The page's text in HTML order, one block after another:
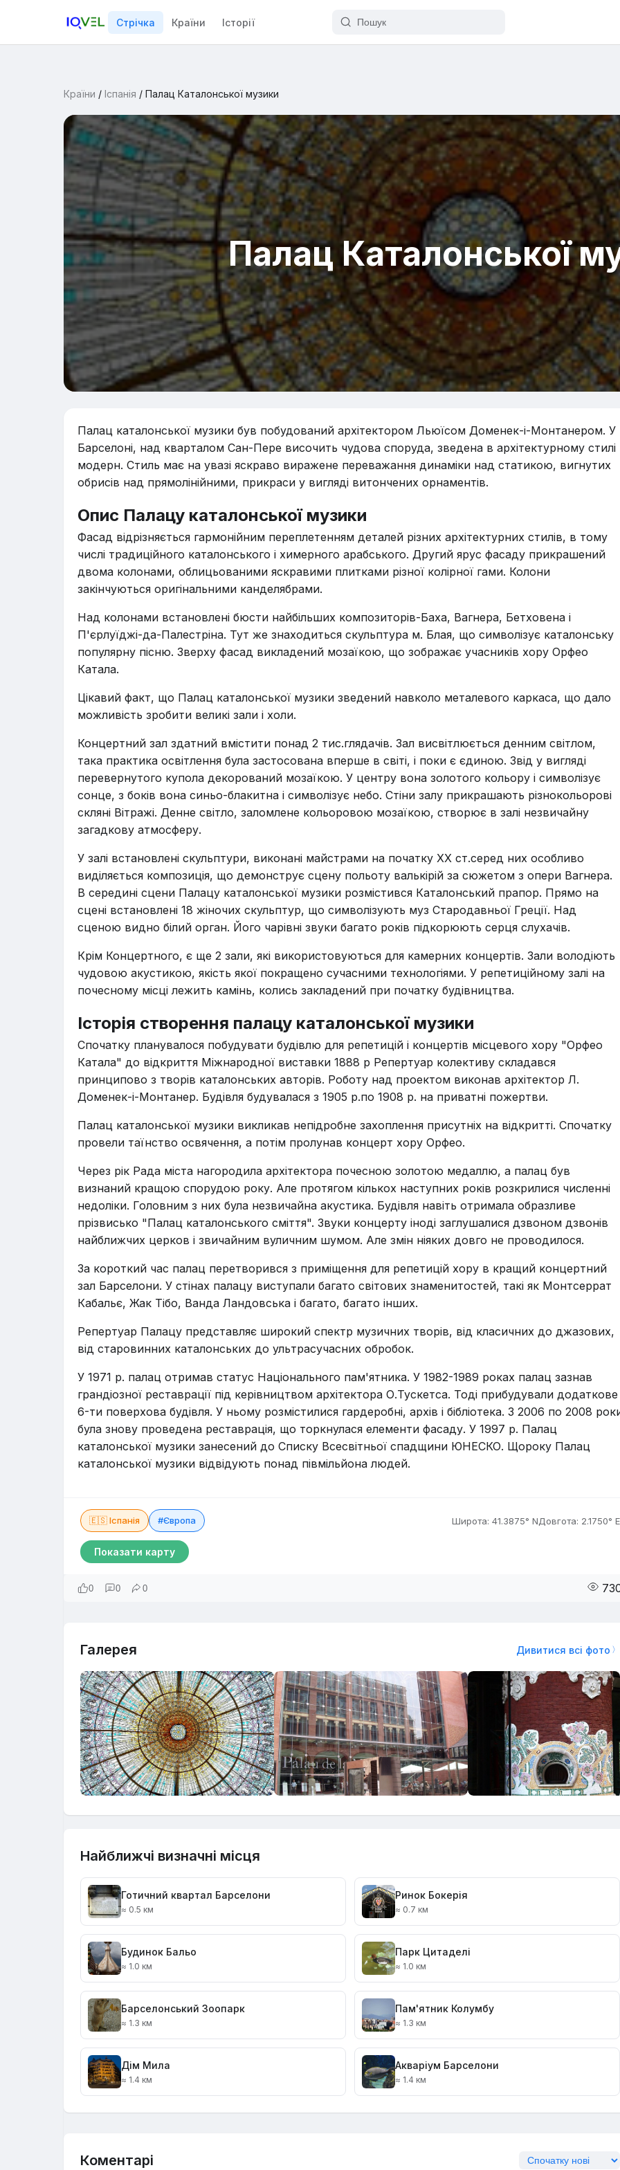
Стрічка Країни Історії
Країни / Іспанія / Палац Каталонської музики
Палац Каталонської
Палац каталонської музики був побудований архітектором Льюїсом Доменек-і-Монтанером. У
Барселоні, над кварталом Сан-Пере височить чудова споруда, зведена в архітектурному стилі
модерн. Стиль має на увазі яскраво виражене переважання динаміки над статикою, вигнутих
обрисів над прямолінійними, прикраси у вигляді витончених орнаментів.
Опис Палацу каталонської музики
Фасад відрізняється гармонійним переплетенням деталей різних архітектурних стилів, в тому
числі традиційного каталонського і химерного арабського. Другий ярус фасаду прикрашений
двома колонами, облицьованими яскравими плитками різної колірної гами. Колони
закінчуються оригінальними канделябрами.
Над колонами встановлені бюсти найбільших композиторів-Баха, Вагнера, Бетховена і
П'єрлуїджі-да-Палестріна. Тут же знаходиться скульптура м. Блая, що символізує каталонську
популярну пісню. Зверху фасад викладений мозаїкою, що зображає учасників хору Орфео
Катала.
Цікавий факт, що Палац каталонської музики зведений навколо металевого каркаса, що дало
можливість зробити великі зали і холи.
Концертний зал здатний вмістити понад 2 тис.глядачів. Зал висвітлюється денним світлом,
така практика освітлення була застосована вперше в світі, і поки є єдиною. Звід у вигляді
перевернутого купола декорований мозаїкою. У центру вона золотого кольору і символізує
сонце, з боків вона синьо-блакитна і символізує небо. Стіни залу прикрашають різнокольорові
скляні Вітражі. Денне світло, заломлене кольоровою мозаїкою, створює в залі незвичайну
загадкову атмосферу.
У залі встановлені скульптури, виконані майстрами на початку ХХ ст.серед них особливо
виділяється композиція, що демонструє сцену польоту валькірій за сюжетом з опери Вагнера.
В середині сцени Палацу каталонської музики розмістився Каталонський прапор. Прямо на
сцені встановлені 18 жіночих скульптур, що символізують муз Стародавньої Греції. Над
сценою видно білий орган. Його чарівні звуки багато років підкорюють серця слухачів.
Крім Концертного, є ще 2 зали, які використовуються для камерних концертів. Зали володіють
чудовою акустикою, якість якої покращено сучасними технологіями. У репетиційному залі на
почесному місці лежить камінь, колись закладений при початку будівництва.
Історія створення палацу каталонської музики
Спочатку планувалося побудувати будівлю для репетицій і концертів місцевого хору "Орфео
Катала" до відкриття Міжнародної виставки 1888 р Репертуар колективу складався
принципово з творів каталонських авторів. Роботу над проектом виконав архітектор Л.
Доменек-і-Монтанер. Будівля будувалася з 1905 р.по 1908 р. на приватні пожертви.
Палац каталонської музики викликав непідробне захоплення присутніх на відкритті. Спочатку
провели таїнство освячення, а потім пролунав концерт хору Орфео.
Через рік Рада міста нагородила архітектора почесною золотою медаллю, а палац був
визнаний кращою спорудою року. Але протягом кількох наступних років розкрилися численні
недоліки. Головним з них була незвичайна акустика. Будівля навіть отримала образливе
прізвисько "Палац каталонського сміття". Звуки концерту іноді заглушалися дзвоном дзвонів
найближчих церков і звичайним вуличним шумом. Але змін ніяких довго не проводилося.
За короткий час палац перетворився з приміщення для репетицій хору в кращий концертний
зал Барселони. У стінах палацу виступали багато світових знаменитостей, такі як Монтсеррат
Кабальє, Жак Тібо, Ванда Ландовська і багато, багато інших.
Репертуар Палацу представляє широкий спектр музичних творів, від класичних до джазових,
від старовинних каталонських до ультрасучасних обробок.
У 1971 р. палац отримав статус Національного пам'ятника. У 1982-1989 роках палац зазнав
грандіозної реставрації під керівництвом архітектора О.Тускетса. Тоді прибудували додаткове
6-ти поверхова будівля. У ньому розмістилися гардеробні, архів і бібліотека. З 2006 по 2008
була знову проведена реставрація, що торкнулася елементи фасаду. У 1997 р. Палац
каталонської музики занесений до Списку Всесвітньої спадщини ЮНЕСКО. Щороку Палац
каталонської музики відвідують понад півмільйона людей.
🇪🇸 Іспанія #Європа Широта: 41.3875° NДовгота: 2.1750° E
Показати карту
0 0 0
Галерея Дивитися всі фото
Найближчі визначні місця
Готичний квартал Барселони
≈ 0.5 км
Ринок Бокерія
≈ 0.7 км
Будинок Бальо
≈ 1.0 км
Парк Цитаделі
≈ 1.0 км
Барселонський Зоопарк
≈ 1.3 км
Пам'ятник Колумбу
≈ 1.3 км
Дім Мила
≈ 1.4 км
Акваріум Барселони
≈ 1.4 км
Коментарі